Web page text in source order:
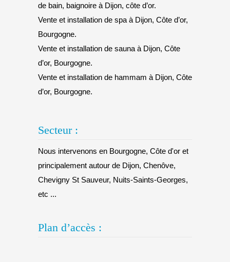
de bain, baignoire à Dijon, côte d’or.
Vente et installation de spa à Dijon, Côte d’or,
Bourgogne.
Vente et installation de sauna à Dijon, Côte
d’or, Bourgogne.
Vente et installation de hammam à Dijon, Côte
d’or, Bourgogne.
Secteur :
Nous intervenons en Bourgogne, Côte d'or et
principalement autour de Dijon, Chenôve,
Chevigny St Sauveur, Nuits-Saints-Georges,
etc ...
Plan d’accès :